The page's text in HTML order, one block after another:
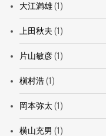
大江満雄(1)
上田秋夫 (1)
片山敏彦(1)
槇村浩(1)
岡本弥太 (1)
横山充男 (1)